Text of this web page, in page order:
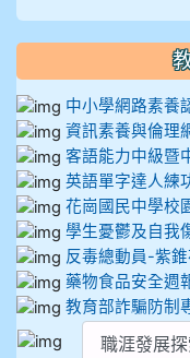
中小學網路素養
資訊素養與倫理
客語能力中級暨
英語單字達人練
花崗國民中學校
學生憂鬱及自我
反毒總動員-紫
藥物食品安全週
教育部詐騙防制